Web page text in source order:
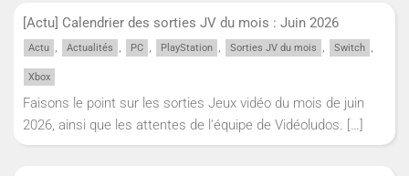
[Actu] Calendrier des sorties JV du mois : Juin 2026
Actu , Actualités , PC , PlayStation , Sorties JV du mois , Switch ,
Xbox
Faisons le point sur les sorties Jeux vidéo du mois de juin
2026, ainsi que les attentes de l'équipe de Vidéoludos. […]